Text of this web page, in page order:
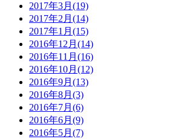
2017年3月(19)
2017年2月(14)
2017年1月(15)
2016年12月(14)
2016年11月(16)
2016年10月(12)
2016年9月(13)
2016年8月(3)
2016年7月(6)
2016年6月(9)
2016年5月(7)